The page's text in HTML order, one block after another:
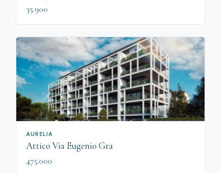
35.900
AURELIA
Attico Via Eugenio Gra
475.000